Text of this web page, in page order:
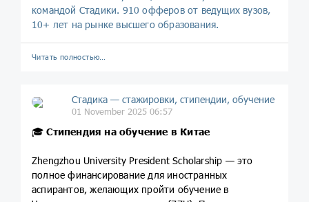
командой Стадики. 910 офферов от ведущих вузов,
10+ лет на рынке высшего образования.
Читать полностью…
Стадика — стажировки, стипендии, обучение
01 November 2025 06:57
🎓Стипендия на обучение в Китае
Zhengzhou University President Scholarship — это
полное финансирование для иностранных
аспирантов, желающих пройти обучение в